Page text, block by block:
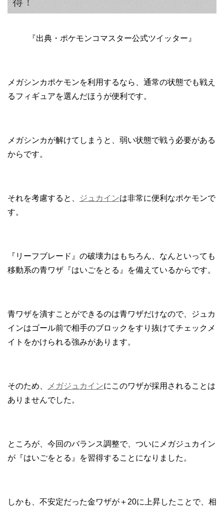
『出典・ポケモンコマスター公式ツイッター』
メガシンカポケモンを利用するなら、通常の状態でも戦え
るフィギュアを選んだほうが便利です。
メガシンカが解けてしまうと、弱い状態で戦う必要がある
からです。
それを考慮すると、 ジュカインは非常に便利なポケモンで
す。
『リーフブレード』の破壊力はもちろん、なんといっても
移動系の青ワザ『はいごをとる』を備えているからです。
青ワザを潰すことができるのは青ワザだけなので、ジュカ
インはゴール前で相手のブロックをすり抜けてチェックメ
イトをかけられる強みがあります。
そのため、 メガジュカインにこのワザが採用されることは
ありませんでした。
ところが、今回のバランス調整で、ついにメガジュカイン
が『はいごをとる』を習得することになりました。
しかも、不安定だった金ワザが＋20に上昇したことで、相